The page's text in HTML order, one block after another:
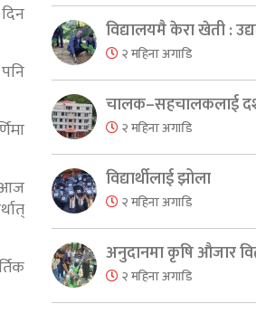
आज
विद्यालयमै केरा खेती :
२ महिना अगाडि
चालक–सहचालकलाई दश
२ महिना अगाडि
विद्यार्थीलाई झोला
२ महिना अगाडि
अनुदानमा कृषि औजार
२ महिना अगाडि